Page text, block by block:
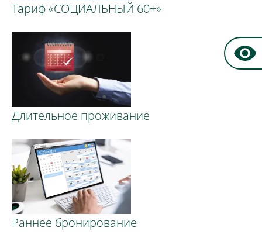
Тариф «СОЦИАЛЬНЫЙ 60+»
Длительное проживание
Раннее бронирование